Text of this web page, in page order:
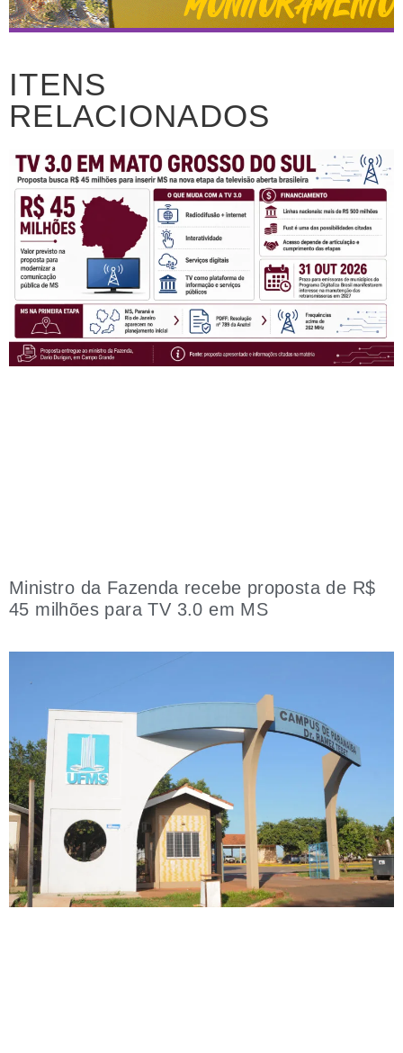
ITENS
RELACIONADOS
Ministro da Fazenda recebe proposta de R$
45 milhões para TV 3.0 em MS